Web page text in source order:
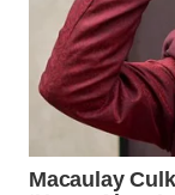
NATUNA
WN
BINTAN
WN
MANDALIKA